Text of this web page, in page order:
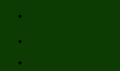
Zum
springen